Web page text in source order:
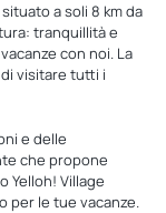
a soli 8 km da
tranquillità e
con noi. La
visitare tutti i
e delle
che propone
Yelloh! Village
per le tue vacanze.